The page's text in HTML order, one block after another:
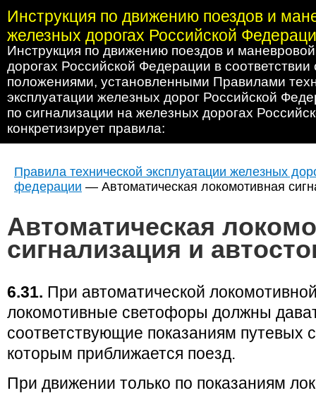
Инструкция по движению поездов и
железных дорогах Российской
Инструкция по движению поездов и
дорогах Российской Федерации в
положениями, установленными Правилами
эксплуатации железных дорог Российской
по сигнализации на железных дорогах
конкретизирует правила:
Правила технической эксплуатации железных
федерации — Автоматическая локомотивная
Автоматическая
сигнализация и
6.31. При автоматической
локомотивные светофоры должны
соответствующие показаниям путевых
которым приближается поезд.
При движении только по показаниям